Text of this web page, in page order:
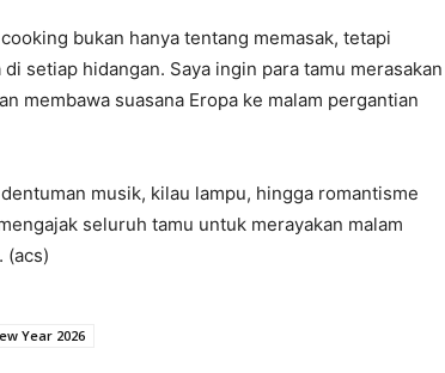
bukan hanya tentang memasak, tetapi
setiap hidangan. Saya ingin para tamu merasakan
membawa suasana Eropa ke malam pergantian
musik, kilau lampu, hingga romantisme
seluruh tamu untuk merayakan malam
(acs)
Year 2026